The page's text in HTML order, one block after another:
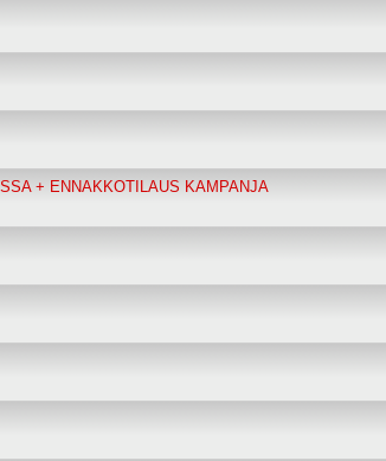
+ ENNAKKOTILAUS KAMPANJA